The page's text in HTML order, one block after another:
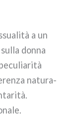
a un
don­na
natu­ra­